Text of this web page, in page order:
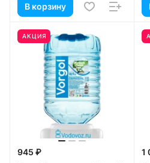
В корзину
АКЦИЯ
945 ₽
1